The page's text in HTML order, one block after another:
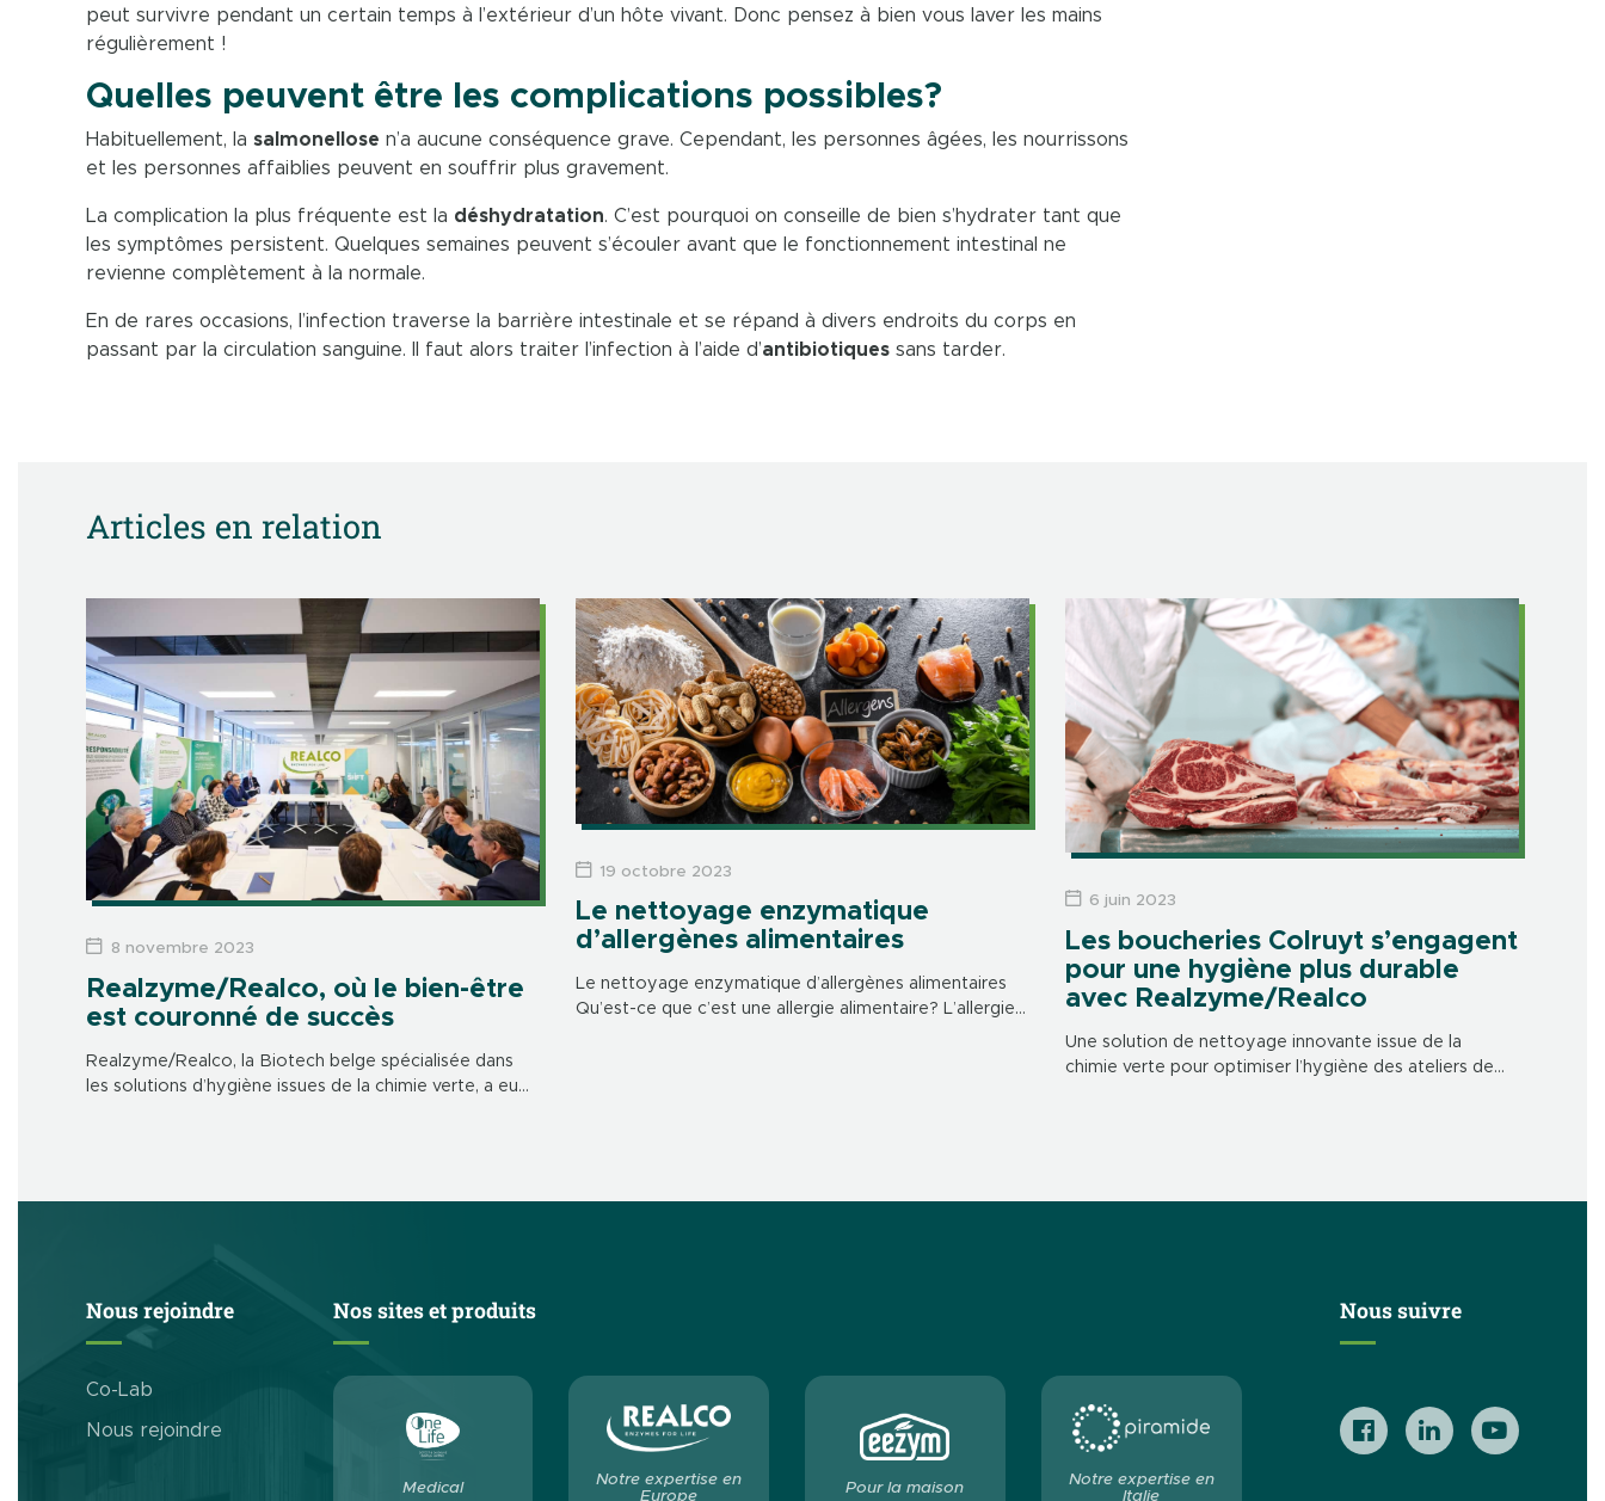
peut survivre pendant un certain temps à l’extérieur d’un hôte vivant. Donc pensez à bien vous laver les mains
régulièrement !
Quelles peuvent être les complications possibles?
Habituellement, lasalmonellose n’a aucune conséquence grave. Cependant, les personnes âgées, les nourrissons
et les personnes affaiblies peuvent en souffrir plus gravement.
La complication la plus fréquente est la déshydratation. C’est pourquoi on conseille de bien s’hydrater tant que
les symptômes persistent. Quelques semaines peuvent s’écouler avant que le fonctionnement intestinal ne
revienne complètement à la normale.
En de rares occasions, l’infection traverse la barrière intestinale et se répand à divers endroits du corps en
passant par la circulation sanguine. Il faut alors traiter l’infection à l’aide d’antibiotiques sans tarder.
Articles en relation
Realzyme/Realco, où le bien-être
est couronné de succès
Realzyme/Realco, la Biotech belge spécialisée dans
les solutions d’hygiène issues de la chimie verte, a eu
8 novembre 2023
Le nettoyage enzymatique
d’allergènes alimentaires
Le nettoyage enzymatique d’allergènes alimentaires
Qu’est-ce que c’est une allergie alimentaire? L’allergie
19 octobre 2023
Les boucheries Colruyt s’engagent
pour une hygiène plus durable
avec Realzyme/Realco
Une solution de nettoyage innovante issue de la
chimie verte pour optimiser l’hygiène des ateliers de
6 juin 2023
Nous rejoindre
Co-Lab
Nous rejoindre
Nos sites et produits
Medical
Notre expertise en
Europe
Pour la maison
Notre expertise en
Italie
Nous suivre